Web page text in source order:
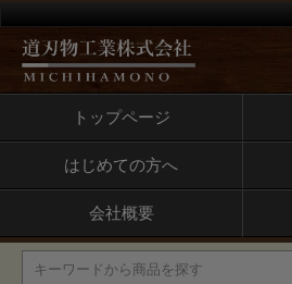
トップページ
はじめての方へ
会社概要